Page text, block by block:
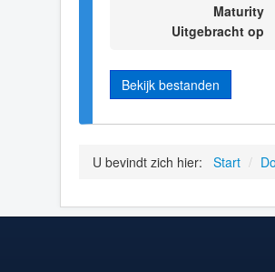
Maturity
Uitgebracht op
Bekijk bestanden
U bevindt zich hier: Start /